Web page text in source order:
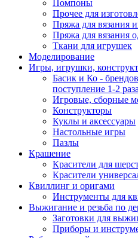
Помпоны
Прочее для
Пряжа для вязания
Пряжа для вязания
Ткани для игрушек
Моделирование
Игры, игрушки,
Басик и Ко -
поступление 1-2
Игровые, сборные
Конструкторы
Куклы и аксессуары
Настольные игры
Пазлы
Крашение
Красители для
Красители
Квиллинг и оригами
Инструменты для
Выжигание и резьба по
Заготовки для
Приборы и